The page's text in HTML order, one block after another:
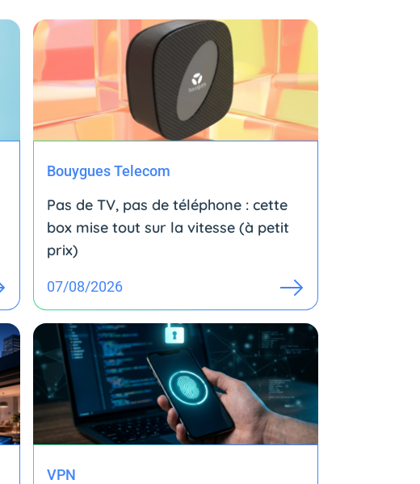
Bouygues Telecom
Pas de TV, pas de téléphone : cette
box mise tout sur la vitesse (à petit
prix)
07/08/2026
VPN